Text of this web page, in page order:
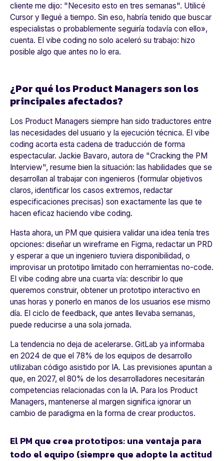
cliente me dijo: "Necesito esto en tres semanas". Utilicé
Cursor y llegué a tiempo. Sin eso, habría tenido que buscar
especialistas o probablemente seguiría todavía con ello»,
cuenta. El vibe coding no solo aceleró su trabajo: hizo
posible algo que antes no lo era.
¿Por qué los Product Managers son los
principales afectados?
Los Product Managers siempre han sido traductores entre
las necesidades del usuario y la ejecución técnica. El vibe
coding acorta esta cadena de traducción de forma
espectacular. Jackie Bavaro, autora de "Cracking the PM
Interview", resume bien la situación: las habilidades que se
desarrollan al trabajar con ingenieros (formular objetivos
claros, identificar los casos extremos, redactar
especificaciones precisas) son exactamente las que te
hacen eficaz haciendo vibe coding.
Hasta ahora, un PM que quisiera validar una idea tenía tres
opciones: diseñar un wireframe en Figma, redactar un PRD
y esperar a que un ingeniero tuviera disponibilidad, o
improvisar un prototipo limitado con herramientas no-code.
El vibe coding abre una cuarta vía: describir lo que
queremos construir, obtener un prototipo interactivo en
unas horas y ponerlo en manos de los usuarios ese mismo
día. El ciclo de feedback, que antes llevaba semanas,
puede reducirse a una sola jornada.
La tendencia no deja de acelerarse. GitLab ya informaba
en 2024 de que el 78% de los equipos de desarrollo
utilizaban código asistido por IA. Las previsiones apuntan a
que, en 2027, el 80% de los desarrolladores necesitarán
competencias relacionadas con la IA. Para los Product
Managers, mantenerse al margen significa ignorar un
cambio de paradigma en la forma de crear productos.
El PM que crea prototipos: una ventaja para
todo el equipo (siempre que adopte la actitud